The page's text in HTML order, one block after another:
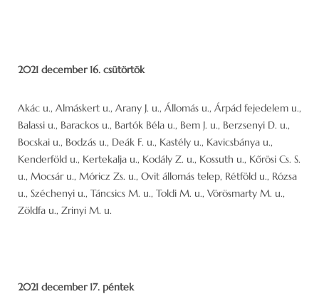
2021 december 16. csütörtök
Akác u., Almáskert u., Arany J. u., Állomás u., Árpád fejedelem u.,
Balassi u., Barackos u., Bartók Béla u., Bem J. u., Berzsenyi D. u.,
Bocskai u., Bodzás u., Deák F. u., Kastély u., Kavicsbánya u.,
Kenderföld u., Kertekalja u., Kodály Z. u., Kossuth u., Kőrösi Cs. S.
u., Mocsár u., Móricz Zs. u., Ovit állomás telep, Rétföld u., Rózsa
u., Széchenyi u., Táncsics M. u., Toldi M. u., Vörösmarty M. u.,
Zöldfa u., Zrinyi M. u.
2021 december 17. péntek